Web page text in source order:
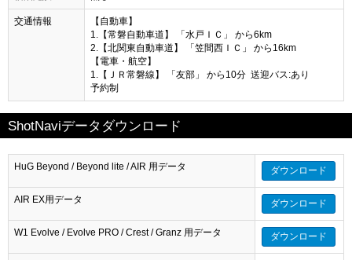
交通情報
【自動車】
1.【常磐自動車道】 「水戸ＩＣ」 から6km
2.【北関東自動車道】 「笠間西ＩＣ」 から16km
【電車・航空】
1.【ＪＲ常磐線】 「友部」 から10分 送迎バス:あり
予約制
ShotNaviデータダウンロード
HuG Beyond / Beyond lite / AIR 用データ ダウンロード
AIR EX用データ ダウンロード
W1 Evolve / Evolve PRO / Crest / Granz 用データ ダウンロード